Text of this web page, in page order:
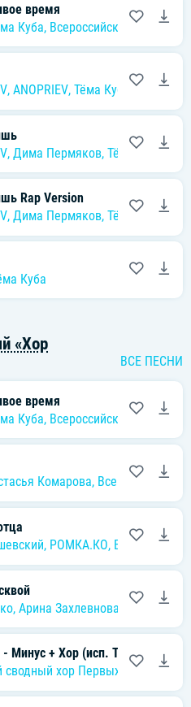
время
Куба, Всероссийский сводный
, ANOPRIEV, Тёма Куба ,Наталия
, Дима Пермяков, Тёма Куба,
Rap Version
, Дима Пермяков, Тёма Куба,
Куба
«Хор
ВСЕ ПЕСНИ
время
Куба, Всероссийский сводный
Комарова, Всероссийский
, РОМКА.КО,
, Арина Захлевнова
Минус + Хор (исп. Театр
сводный хор Первых
Детский